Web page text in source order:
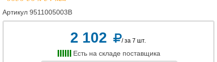
Артикул 9511005003B
2 102 / за 7 шт.
Есть на складе поставщика